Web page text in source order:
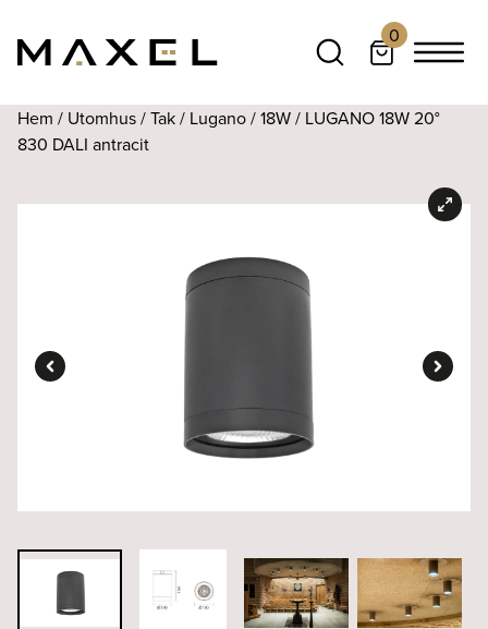
0
Hem / Utomhus/Tak/ Lugano/18W/ LUGANO 18W 20°
830 DALI antracit